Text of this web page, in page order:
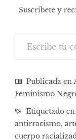
Suscríbete y
Publicada en
Feminismo
Etiquetado en
antirracismo,
cuerpo